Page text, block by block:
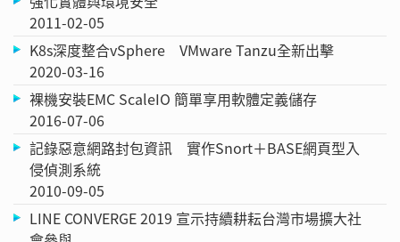
2011-02-05
K8s深度整合vSphere VMware Tanzu全新出擊
2020-03-16
裸機安裝EMC ScaleIO 簡單享用軟體定義儲存
2016-07-06
記錄惡意網路封包資訊 實作Snort＋BASE網頁型入
侵偵測系統
2010-09-05
LINE CONVERGE 2019 宣示持續耕耘台灣市場擴大社